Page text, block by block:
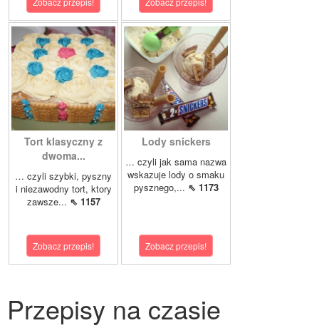
Tort klasyczny z
dwoma...
… czyli szybki, pyszny
i niezawodny tort, ktory
zawsze... ⇖ 1157
Zobacz przepis!
Lody snickers
… czyli jak sama nazwa
wskazuje lody o smaku
pysznego,... ⇖ 1173
Zobacz przepis!
Przepisy na czasie